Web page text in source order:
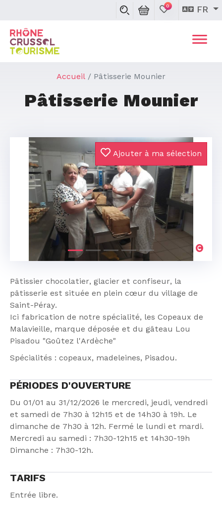
0 FR
Accueil Pâtisserie Mounier
Pâtisserie Mounier
Précédent
Ajouter à ma sélection
Pâtissier chocolatier, glacier et confiseur, la
pâtisserie est située en plein cœur du village de
Saint-Péray.
Ici fabrication de notre spécialité, les Copeaux de
Malavieille, marque déposée et du gâteau Lou
Pisadou "Goûtez l'Ardèche"
Spécialités : copeaux, madeleines, Pisadou.
PÉRIODES D'OUVERTURE
Du 01/01 au 31/12/2026 le mercredi, jeudi, vendredi
et samedi de 7h30 à 12h15 et de 14h30 à 19h. Le
dimanche de 7h30 à 12h. Fermé le lundi et mardi.
Mercredi au samedi : 7h30-12h15 et 14h30-19h
Dimanche : 7h30-12h.
TARIFS
Entrée libre.